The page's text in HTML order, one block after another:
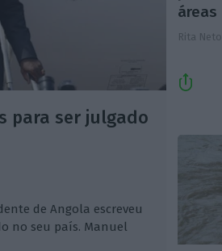
para ser julgado
de Angola escreveu
no seu país. Manuel
áreas
Rita Neto,